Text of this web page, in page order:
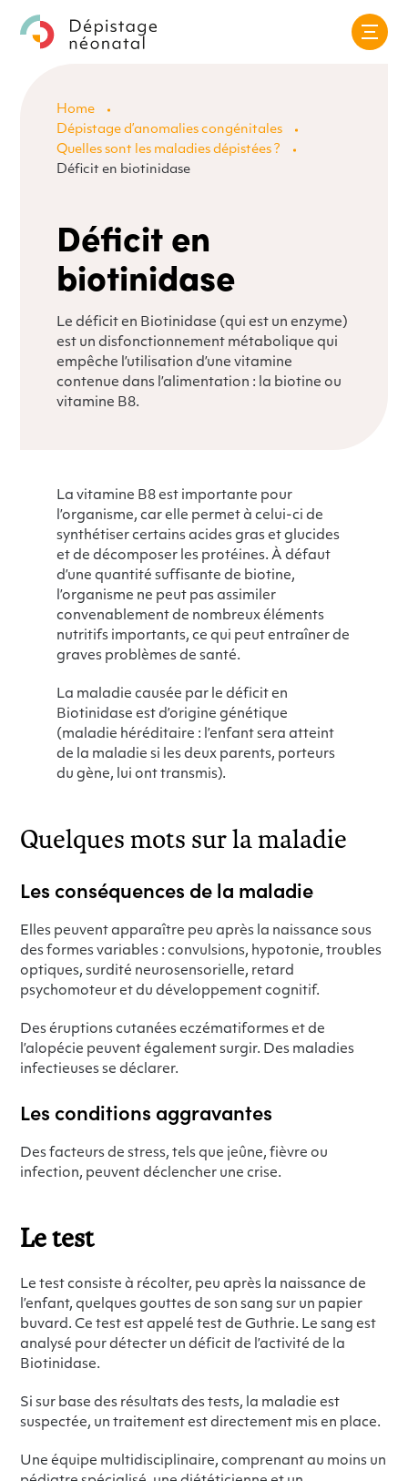
Home
Dépistage d’anomalies congénitales
Quelles sont les maladies dépistées ?
Déficit en biotinidase
Déficit en
biotinidase
Le déficit en Biotinidase (qui est un enzyme)
est un disfonctionnement métabolique qui
empêche l’utilisation d’une vitamine
contenue dans l’alimentation : la biotine ou
vitamine B8.
La vitamine B8 est importante pour
l’organisme, car elle permet à celui-ci de
synthétiser certains acides gras et glucides
et de décomposer les protéines. À défaut
d’une quantité suffisante de biotine,
l’organisme ne peut pas assimiler
convenablement de nombreux éléments
nutritifs importants, ce qui peut entraîner de
graves problèmes de santé.
La maladie causée par le déficit en
Biotinidase est d’origine génétique
(maladie héréditaire : l’enfant sera atteint
de la maladie si les deux parents, porteurs
du gène, lui ont transmis).
Quelques mots sur la maladie
Les conséquences de la maladie
Elles peuvent apparaître peu après la naissance sous
des formes variables : convulsions, hypotonie, troubles
optiques, surdité neurosensorielle, retard
psychomoteur et du développement cognitif.
Des éruptions cutanées eczématiformes et de
l’alopécie peuvent également surgir. Des maladies
infectieuses se déclarer.
Les conditions aggravantes
Des facteurs de stress, tels que jeûne, fièvre ou
infection, peuvent déclencher une crise.
Le test
Le test consiste à récolter, peu après la naissance de
l’enfant, quelques gouttes de son sang sur un papier
buvard. Ce test est appelé test de Guthrie. Le sang est
analysé pour détecter un déficit de l’activité de la
Biotinidase.
Si sur base des résultats des tests, la maladie est
suspectée, un traitement est directement mis en place.
Une équipe multidisciplinaire, comprenant au moins un